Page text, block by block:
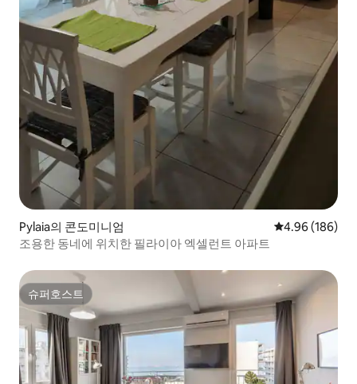
Pylaia의 콘도미니엄 평점 4.96점(5
4.96 (186)
조용한 동네에 위치한 필라이아 엑셀런트 아파트
슈퍼호스트
슈퍼호스트